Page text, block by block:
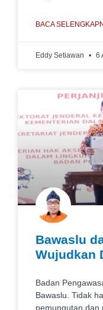
BACA
Eddy Setiawan 6
Bawaslu
Wujudkan
Badan
Bawaslu. Tidak
pemungutan dan